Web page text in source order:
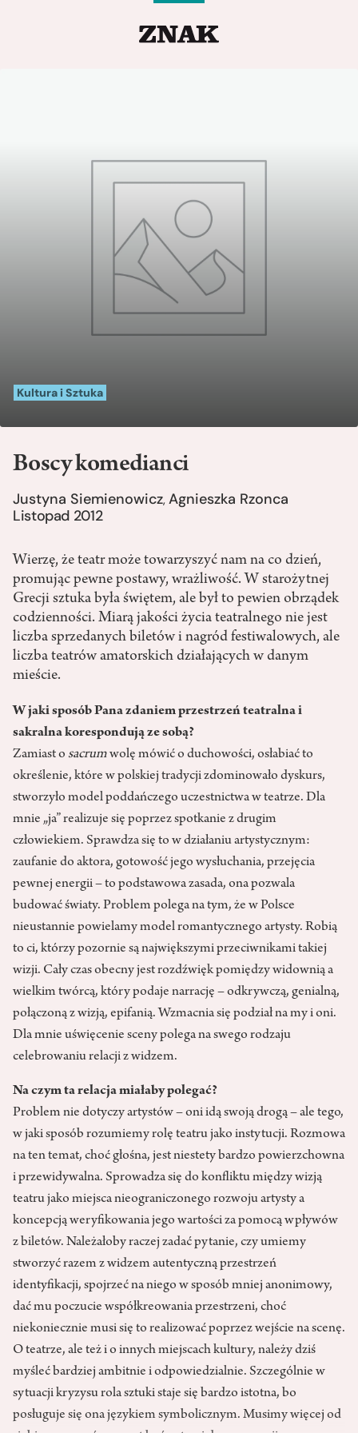
Kultura i Sztuka
Boscy komedianci
Justyna Siemienowicz,Agnieszka Rzonca
Listopad 2012
Wierzę, że teatr może towarzyszyć nam na co dzień,
promując pewne postawy, wrażliwość. W starożytnej
Grecji sztuka była świętem, ale był to pewien obrządek
codzienności. Miarą jakości życia teatralnego nie jest
liczba sprzedanych biletów i nagród festiwalowych, ale
liczba teatrów amatorskich działających w danym
mieście.
W jaki sposób Pana zdaniem przestrzeń teatralna i
sakralna korespondują ze sobą?
Zamiast o sacrumwolę mówić o duchowości, osłabiać to
określenie, które w polskiej tradycji zdominowało dyskurs,
stworzyło model poddańczego uczestnictwa w teatrze. Dla
mnie „ja” realizuje się poprzez spotkanie z drugim
człowiekiem. Sprawdza się to w działaniu artystycznym:
zaufanie do aktora, gotowość jego wysłuchania, przejęcia
pewnej energii – to podstawowa zasada, ona pozwala
budować światy. Problem polega na tym, że w Polsce
nieustannie powielamy model romantycznego artysty. Robią
to ci, którzy pozornie są największymi przeciwnikami takiej
wizji. Cały czas obecny jest rozdźwięk pomiędzy widownią a
wielkim twórcą, który podaje narrację – odkrywczą, genialną,
połączoną z wizją, epifanią. Wzmacnia się podział na my i oni.
Dla mnie uświęcenie sceny polega na swego rodzaju
celebrowaniu relacji z widzem.
Na czym ta relacja miałaby polegać?
Problem nie dotyczy artystów – oni idą swoją drogą – ale tego,
w jaki sposób rozumiemy rolę teatru jako instytucji. Rozmowa
na ten temat, choć głośna, jest niestety bardzo powierzchowna
i przewidywalna. Sprowadza się do konfliktu między wizją
teatru jako miejsca nieograniczonego rozwoju artysty a
koncepcją weryfikowania jego wartości za pomocą wpływów
z biletów. Należałoby raczej zadać pytanie, czy umiemy
stworzyć razem z widzem autentyczną przestrzeń
identyfikacji, spojrzeć na niego w sposób mniej anonimowy,
dać mu poczucie współkreowania przestrzeni, choć
niekoniecznie musi się to realizować poprzez wejście na scenę.
O teatrze, ale też i o innych miejscach kultury, należy dziś
myśleć bardziej ambitnie i odpowiedzialnie. Szczególnie w
sytuacji kryzysu rola sztuki staje się bardzo istotna, bo
posługuje się ona językiem symbolicznym. Musimy więcej od